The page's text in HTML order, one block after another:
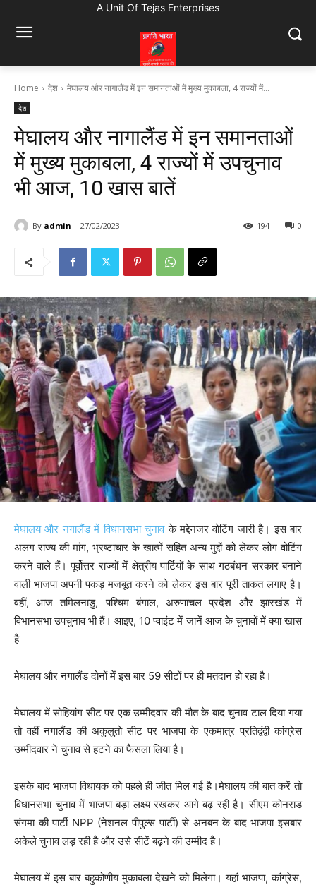
A Unit Of Tejas Enterprises
Home देश मेघालय और नागालैंड में इन समानताओं में मुख्य मुकाबला, 4 राज्यों में...
देश
मेघालय और नागालैंड में इन समानताओं
में मुख्य मुकाबला, 4 राज्यों में उपचुनाव
भी आज, 10 खास बातें
By admin 27/02/2023 0
194
मेघालय और नगालैंड में विधानसभा चुनावके मद्देनजर वोटिंग जारी है। इस बार
अलग राज्य की मांग, भ्रष्टाचार के खात्में सहित अन्य मुद्दों को लेकर लोग वोटिंग
करने वाले हैं। पूर्वोत्तर राज्यों में क्षेत्रीय पार्टियों के साथ गठबंधन सरकार बनाने
वाली भाजपा अपनी पकड़ मजबूत करने को लेकर इस बार पूरी ताकत लगाए है।
वहीं, आज तमिलनाडु, पश्चिम बंगाल, अरुणाचल प्रदेश और झारखंड में
विभानसभा उपचुनाव भी हैं। आइए, 10 प्वाइंट में जानें आज के चुनावों में क्या खास
है
मेघालय और नगालैंड दोनों में इस बार 59 सीटों पर ही मतदान हो रहा है।
मेघालय में सोहियांग सीट पर एक उम्मीदवार की मौत के बाद चुनाव टाल दिया गया
तो वहीं नगालैंड की अकुलुतो सीट पर भाजपा के एकमात्र प्रतिद्वंद्वी कांग्रेस
उम्मीदवार ने चुनाव से हटने का फैसला लिया है।
इसके बाद भाजपा विधायक को पहले ही जीत मिल गई है।मेघालय की बात करें तो
विधानसभा चुनाव में भाजपा बड़ा लक्ष्य रखकर आगे बढ़ रही है। सीएम कोनराड
संगमा की पार्टी NPP (नेशनल पीपुल्स पार्टी) से अनबन के बाद भाजपा इसबार
अकेले चुनाव लड़ रही है और उसे सीटें बढ़ने की उम्मीद है।
मेघालय में इस बार बहुकोणीय मुकाबला देखने को मिलेगा। यहां भाजपा, कांग्रेस,